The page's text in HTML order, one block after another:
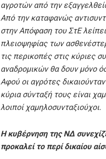
αγροτών από την
Από την καταφανώς
στην Απόφαση του ΣτΕ
πλειοψηφίας των
τις περικοπές στις κύριες
αναδρομικών θα δουν μόνο
Αφού οι αγρότες
κύρια σύνταξή τους είναι
λοιποί χαμηλοσυνταξιούχοι.
Η κυβέρνηση της ΝΔ
προκαλεί το περί δικαίου